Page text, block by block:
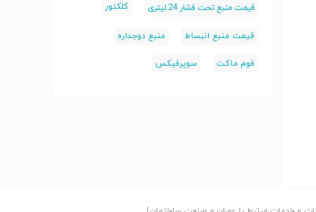
و
قیمت منبع تحت فشار 24 لیتری کلکتور
قیمت منبع انبساط منبع دوجداره
فوم ماکت سوپرفیکس